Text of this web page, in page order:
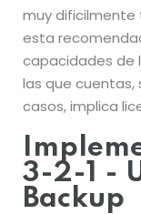
muy dificilmente
esta
capacidades de
las que
casos, implica
3-2-1 -
Backup